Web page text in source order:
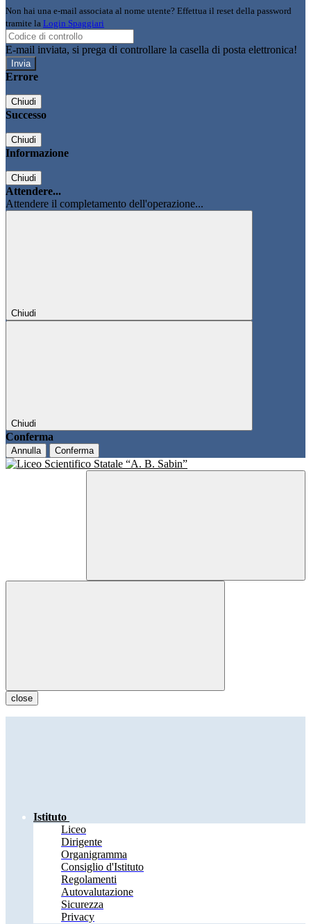
Non hai una e-mail associata al nome utente? Effettua il reset della password
tramite la Login Spaggiari
E-mail inviata, si prega di controllare la casella di posta elettronica!
Errore
Chiudi
Successo
Chiudi
Informazione
Chiudi
Attendere...
Attendere il completamento dell'operazione...
Chiudi
Chiudi
Conferma
Annulla Conferma
close
Istituto
Liceo
Dirigente
Organigramma
Consiglio d'Istituto
Regolamenti
Autovalutazione
Sicurezza
Privacy